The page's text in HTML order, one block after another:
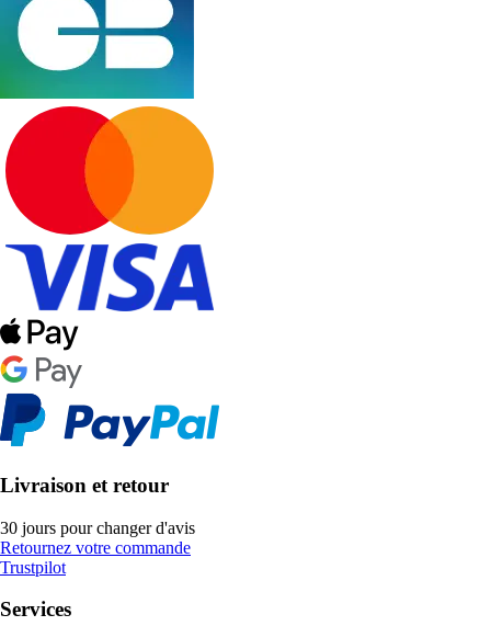
Livraison et retour
30 jours pour changer d'avis
Retournez votre commande
Trustpilot
Services